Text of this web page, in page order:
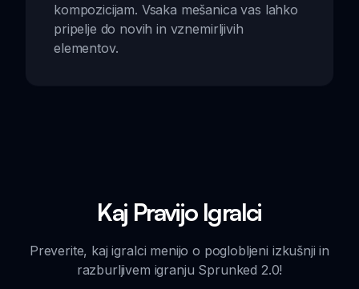
kompozicijam. Vsaka mešanica vas lahko
pripelje do novih in vznemirljivih
elementov.
Kaj Pravijo Igralci
Preverite, kaj igralci menijo o poglobljeni izkušnji in
razburljivem igranju Sprunked 2.0!